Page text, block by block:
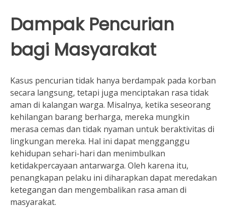
Dampak Pencurian
bagi Masyarakat
Kasus pencurian tidak hanya berdampak pada korban
secara langsung, tetapi juga menciptakan rasa tidak
aman di kalangan warga. Misalnya, ketika seseorang
kehilangan barang berharga, mereka mungkin
merasa cemas dan tidak nyaman untuk beraktivitas di
lingkungan mereka. Hal ini dapat mengganggu
kehidupan sehari-hari dan menimbulkan
ketidakpercayaan antarwarga. Oleh karena itu,
penangkapan pelaku ini diharapkan dapat meredakan
ketegangan dan mengembalikan rasa aman di
masyarakat.